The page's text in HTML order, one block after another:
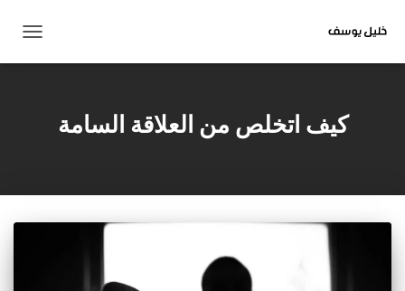
التنقل
كيف اتخلص من العلاقة السامة